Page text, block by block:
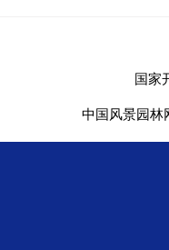
国家
中国风景园林